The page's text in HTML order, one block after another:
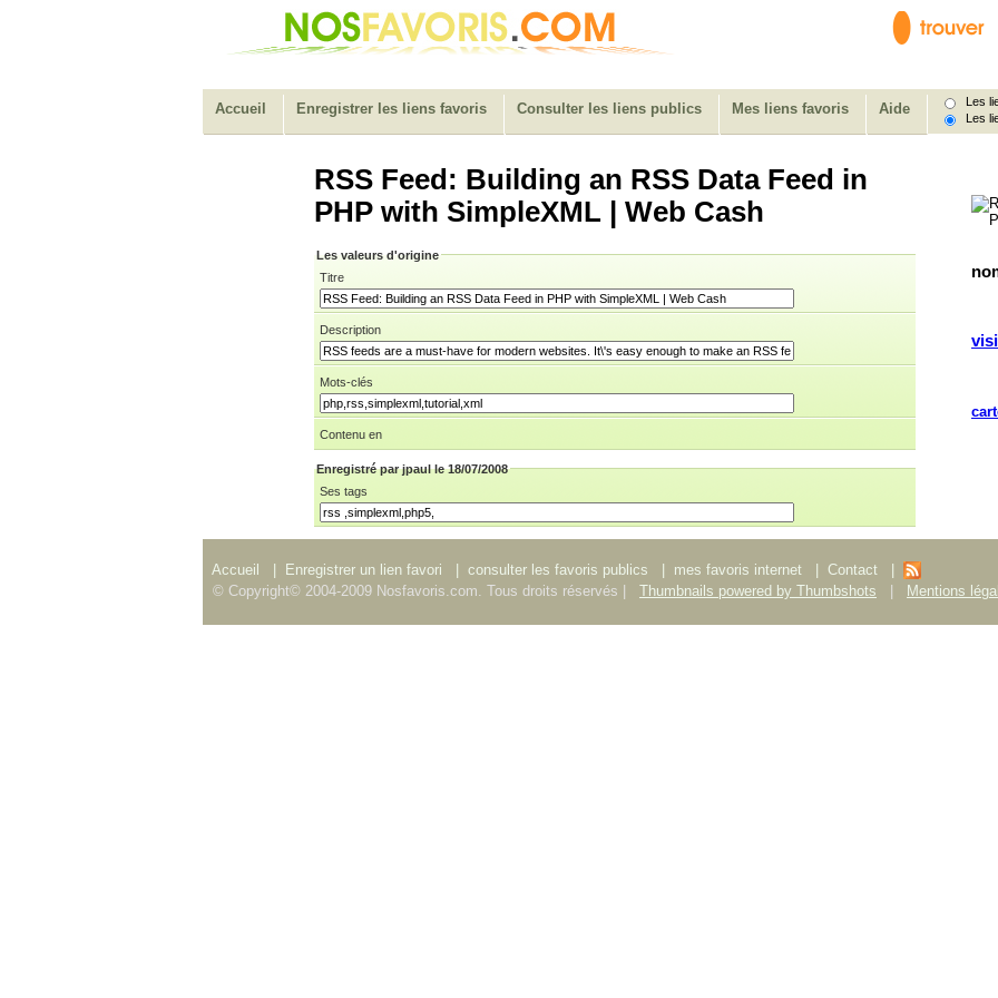
Accueil Enregistrer les liens favoris Consulter les liens publics Mes liens favoris Aide
Les
Les
RSS Feed: Building an RSS Data Feed in
PHP with SimpleXML | Web Cash
Les valeurs d'origine
Titre
Description
Mots-clés
Contenu en
Enregistré par jpaul le 18/07/2008
Ses tags
Accueil | Enregistrer un lien favori | consulter les favoris publics | mes favoris internet | Contact
|
© Copyright© 2004-2009 Nosfavoris.com. Tous droits réservés |
Thumbnails powered by Thumbshots | Mentions